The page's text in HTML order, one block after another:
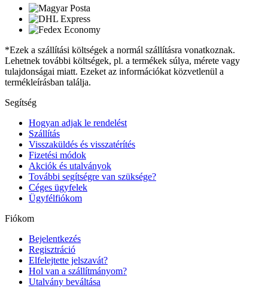
*Ezek a szállítási költségek a normál szállításra vonatkoznak.
Lehetnek további költségek, pl. a termékek súlya, mérete vagy
tulajdonságai miatt. Ezeket az információkat közvetlenül a
termékleírásban találja.
Segítség
Hogyan adjak le rendelést
Szállítás
Visszaküldés és visszatérítés
Fizetési módok
Akciók és utalványok
További segítségre van szüksége?
Céges ügyfelek
Ügyfélfiókom
Fiókom
Bejelentkezés
Regisztráció
Elfelejtette jelszavát?
Hol van a szállítmányom?
Utalvány beváltása